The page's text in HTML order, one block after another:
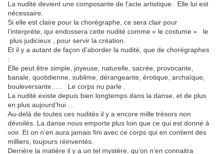
La nudité devient une composante de l’acte artistique. Elle lui est
nécessaire.
Si elle est claire pour la chorégraphe, ce sera clair pour
l’interprète, qui endossera cette nudité comme « le costume » le
plus judicieux , pour servir la création.
Et il y a autant de façon d’aborder la nudité, que de chorégraphes
:
Elle peut être simple, joyeuse, naturelle, sacrée, provocante,
banale, quotidienne, sublime, dérangeante, érotique, archaïque,
bouleversante….. Le corps nu parle .
La nudité existe depuis bien longtemps dans la danse, et de plus
en plus aujourd’hui …
Au-delà de toutes ces nudités il y a encore mille trésors non
dévoilés. La danse nous emporte plus loin que ce qui est donné à
voir. Et on n’en aura jamais fini avec ce corps qui en contient des
milliers, toujours réinventés.
Derrière la matière il y a un tel mystère, qu’on n’en connaitra